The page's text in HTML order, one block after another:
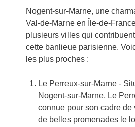
Nogent-sur-Marne, une
Val-de-Marne en Île-de-
plusieurs villes qui
cette banlieue parisienne.
les plus proches :
Le Perreux-sur-Marne-
Nogent-sur-Marne, Le
connue pour son cadre de
de belles promenades le